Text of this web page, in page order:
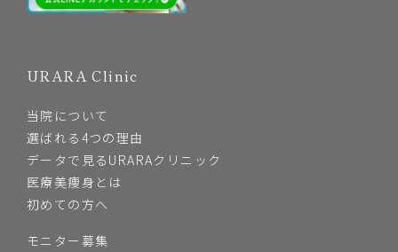
URARA Clinic
当院について
選ばれる4つの理由
データで見るURARAクリニック
医療美痩身とは
初めての方へ
モニター募集